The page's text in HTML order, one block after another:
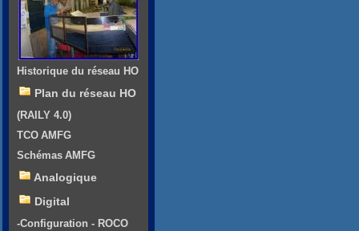
Historique du réseau HO
Plan du réseau HO
(RAILY 4.0)
TCO AMFG
Schémas AMFG
Analogique
Digital
-Configuration - ROCO